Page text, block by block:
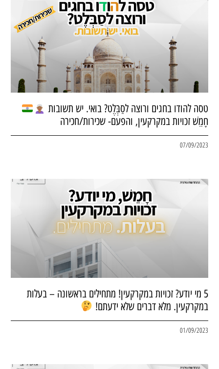
טסה להודו בחגים ורוצה לסַבְּלֶט? בואי. יש תשובות
חָמֵשׁ זכויות במקרקעין, והפעם- שכירות/חכירה
07/09/2023
5 מי יודע? זכויות במקרקעין! מתחילים בראשונה – בעלות
במקרקעין. מלא דברים שלא ידעתם!
01/09/2023